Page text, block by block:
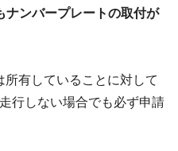
ンバープレートの取付が
有していることに対して
行しない場合でも必ず申請